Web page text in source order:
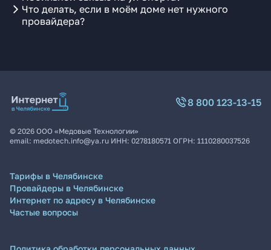
Что делать, если в моём доме нет нужного
провайдера?
8 800 123-13-15
© 2026 ООО «Медовые Технологии»
email: medotech.info@ya.ru ИНН: 0278180571 ОГРН: 1110280037526
Тарифы в Челябинске
Провайдеры в Челябинске
Интернет по адресу в Челябинске
Частые вопросы